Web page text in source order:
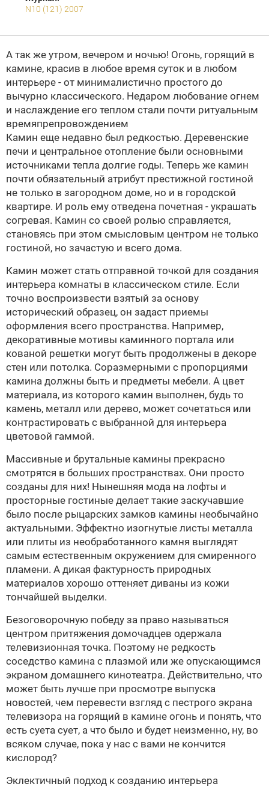
N10 (121) 2007
А так же утром, вечером и ночью! Огонь, горящий в
камине, красив в любое время суток и в любом
интерьере - от минималистично простого до
вычурно классического. Недаром любование огнем
и наслаждение его теплом стали почти ритуальным
времяпрепровождением
Камин еще недавно был редкостью. Деревенские
печи и центральное отопление были основными
источниками тепла долгие годы. Теперь же камин
почти обязательный атрибут престижной гостиной
не только в загородном доме, но и в городской
квартире. И роль ему отведена почетная - украшать
согревая. Камин со своей ролью справляется,
становясь при этом смысловым центром не только
гостиной, но зачастую и всего дома.
Камин может стать отправной точкой для создания
интерьера комнаты в классическом стиле. Если
точно воспроизвести взятый за основу
исторический образец, он задаст приемы
оформления всего пространства. Например,
декоративные мотивы каминного портала или
кованой решетки могут быть продолжены в декоре
стен или потолка. Соразмерными с пропорциями
камина должны быть и предметы мебели. А цвет
материала, из которого камин выполнен, будь то
камень, металл или дерево, может сочетаться или
контрастировать с выбранной для интерьера
цветовой гаммой.
Массивные и брутальные камины прекрасно
смотрятся в больших пространствах. Они просто
созданы для них! Нынешняя мода на лофты и
просторные гостиные делает такие заскучавшие
было после рыцарских замков камины необычайно
актуальными. Эффектно изогнутые листы металла
или плиты из необработанного камня выглядят
самым естественным окружением для смиренного
пламени. А дикая фактурность природных
материалов хорошо оттеняет диваны из кожи
тончайшей выделки.
Безоговорочную победу за право называться
центром притяжения домочадцев одержала
телевизионная точка. Поэтому не редкость
соседство камина с плазмой или же опускающимся
экраном домашнего кинотеатра. Действительно, что
может быть лучше при просмотре выпуска
новостей, чем перевести взгляд с пестрого экрана
телевизора на горящий в камине огонь и понять, что
есть суета сует, а что было и будет неизменно, ну, во
всяком случае, пока у нас с вами не кончится
кислород?
Эклектичный подход к созданию интерьера